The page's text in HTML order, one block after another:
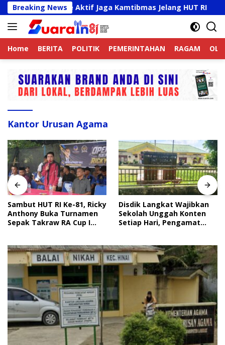
Langsung
ke
konten
Breaking News
Online Aktif Jaga Kamtibmas Jelang HUT RI
Home BERITA POLITIK PEMERINTAHAN RAGAM
Kantor Urusan Agama
Sambut HUT RI Ke-81, Ricky
Anthony Buka Turnamen
Sepak Takraw RA Cup I
Disdik Langkat Wajibkan
Sekolah Unggah Konten
Setiap Hari, Pengamat